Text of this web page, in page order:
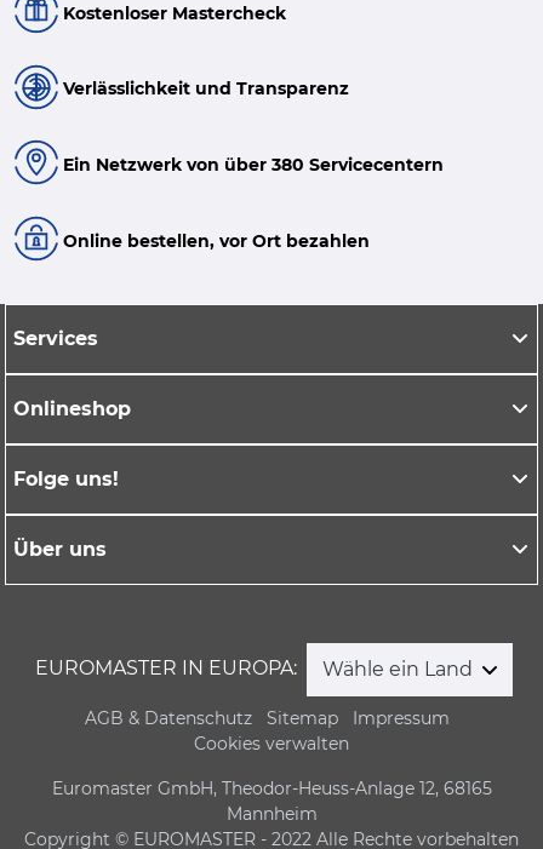
Kostenloser Mastercheck
Verlässlichkeit und Transparenz
Ein Netzwerk von über 380 Servicecentern
Online bestellen, vor Ort bezahlen
Services
Onlineshop
Folge uns!
Über uns
EUROMASTER IN EUROPA: Wähle ein Land
AGB & Datenschutz Sitemap
Impressum
Cookies verwalten
Euromaster GmbH, Theodor-Heuss-Anlage 12, 68165
Mannheim
Copyright © EUROMASTER - 2022 Alle Rechte vorbehalten